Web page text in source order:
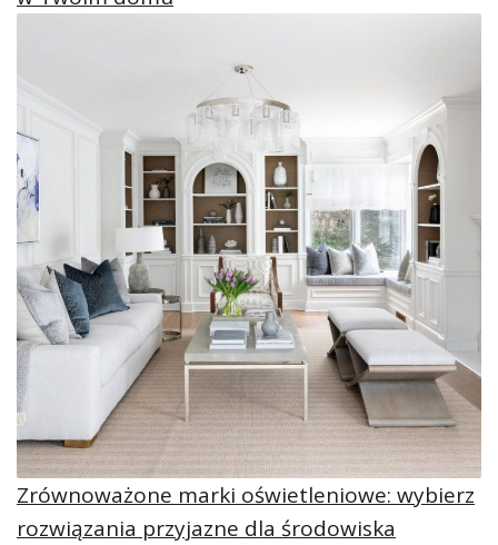
Zrównoważone marki oświetleniowe: wybierz
rozwiązania przyjazne dla środowiska